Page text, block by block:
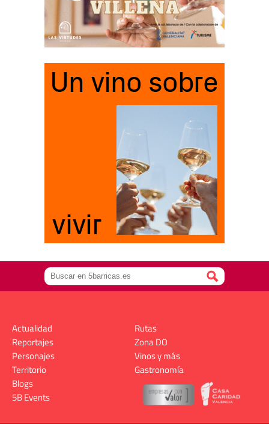
Actualidad
Reportajes
Personajes
Territorio
Rutas
Zona DO
Vinos y más
Gastronomía
Blogs
5B Events